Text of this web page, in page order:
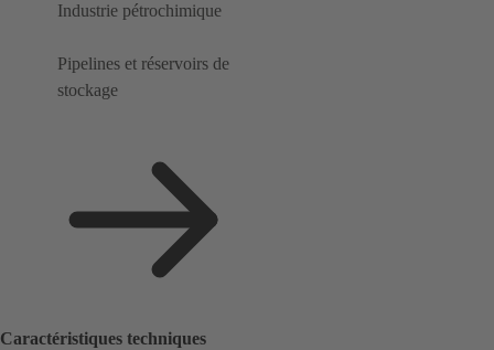
Industrie pétrochimique
Pipelines et réservoirs de
stockage
Caractéristiques techniques